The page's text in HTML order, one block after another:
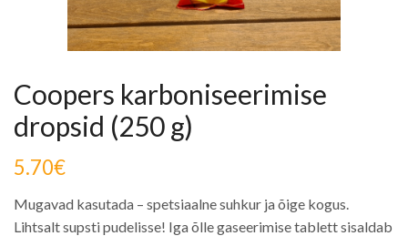
Coopers karboniseerimise
dropsid (250 g)
5.70€
Mugavad kasutada – spetsiaalne suhkur ja õige kogus.
Lihtsalt supsti pudelisse! Iga õlle gaseerimise tablett sisaldab